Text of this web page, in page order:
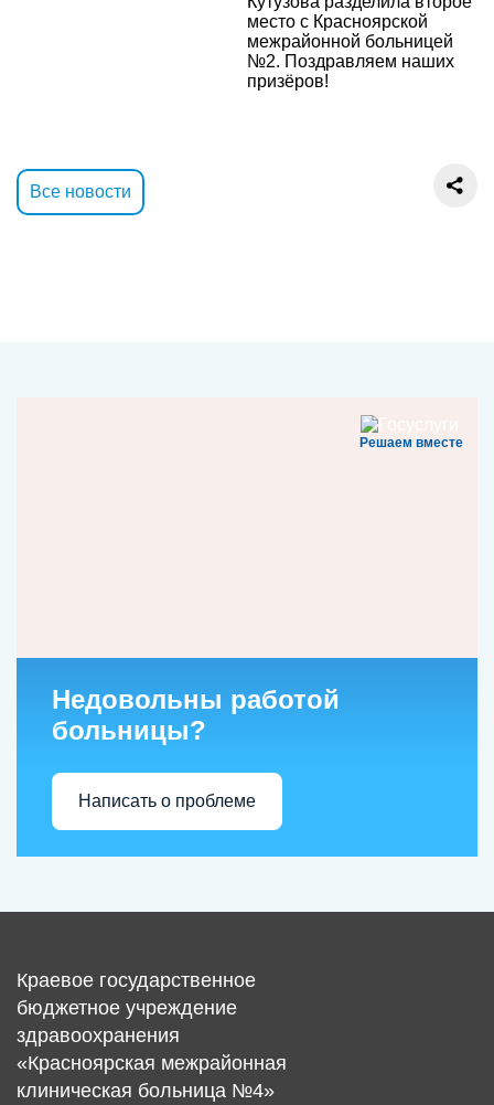
место с Красноярской
межрайонной больницей
№2. Поздравляем наших
призёров!
Все новости
Решаем вместе
Недовольны работой
больницы?
Написать о проблеме
Краевое государственное
бюджетное учреждение
здравоохранения
«Красноярская межрайонная
клиническая больница №4»